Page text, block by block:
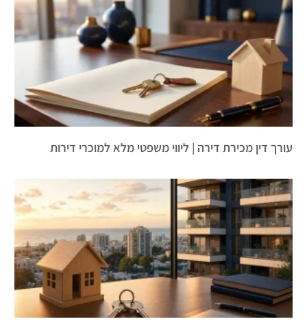
עורך דין מכירת דירה | ליווי משפטי מלא למוכרי דירות